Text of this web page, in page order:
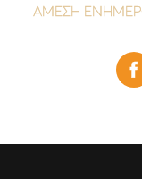
ΑΜΕΣΗ
